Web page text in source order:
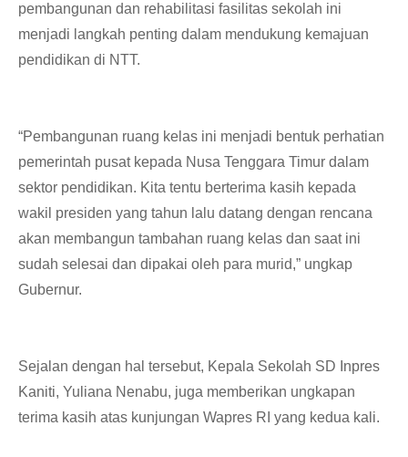
pembangunan dan rehabilitasi fasilitas sekolah ini
menjadi langkah penting dalam mendukung kemajuan
pendidikan di NTT.
“Pembangunan ruang kelas ini menjadi bentuk perhatian
pemerintah pusat kepada Nusa Tenggara Timur dalam
sektor pendidikan. Kita tentu berterima kasih kepada
wakil presiden yang tahun lalu datang dengan rencana
akan membangun tambahan ruang kelas dan saat ini
sudah selesai dan dipakai oleh para murid,” ungkap
Gubernur.
Sejalan dengan hal tersebut, Kepala Sekolah SD Inpres
Kaniti, Yuliana Nenabu, juga memberikan ungkapan
terima kasih atas kunjungan Wapres RI yang kedua kali.